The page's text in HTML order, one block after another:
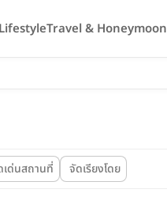
Travel & Honeymoon
เด่นสถานที่ จัดเรียงโดย